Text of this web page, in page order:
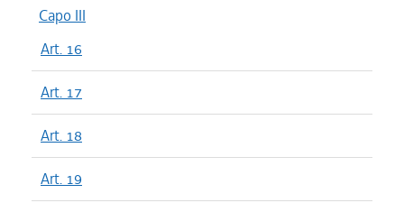
Capo III
Art. 16
Art. 17
Art. 18
Art. 19